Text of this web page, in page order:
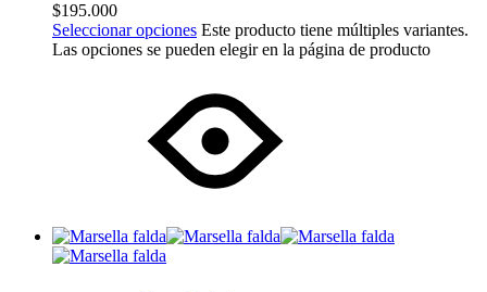
$195.000
Seleccionar opciones Este producto tiene múltiples variantes.
Las opciones se pueden elegir en la página de producto